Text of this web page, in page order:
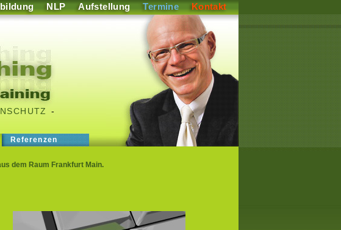
NLP Aufstellung Termine Kontakt
-
Referenzen
dem Raum Frankfurt Main.